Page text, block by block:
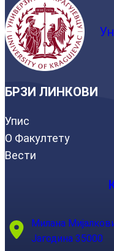
БРЗИ ЛИНКОВИ
Упис
О Факултету
Вести
Милана
Јагодина 35000